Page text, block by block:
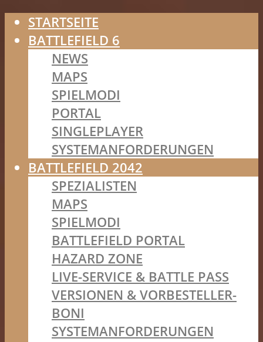
STARTSEITE
BATTLEFIELD 6
NEWS
MAPS
SPIELMODI
PORTAL
SINGLEPLAYER
SYSTEMANFORDERUNGEN
BATTLEFIELD 2042
SPEZIALISTEN
MAPS
SPIELMODI
BATTLEFIELD PORTAL
HAZARD ZONE
LIVE-SERVICE & BATTLE PASS
VERSIONEN & VORBESTELLER-
BONI
SYSTEMANFORDERUNGEN